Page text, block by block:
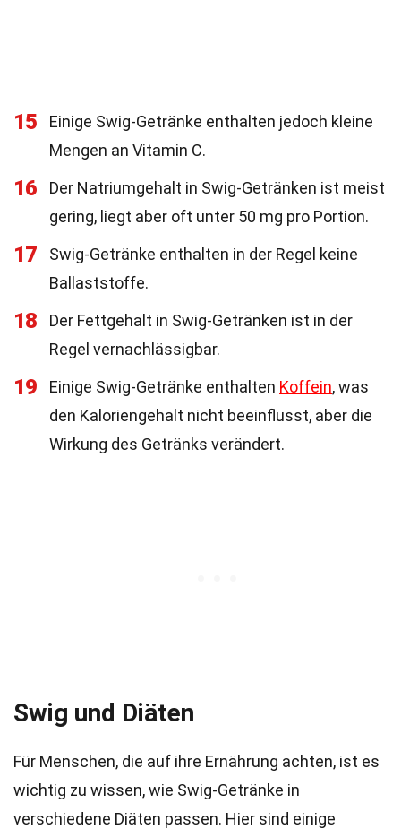
15
Einige Swig-Getränke enthalten jedoch kleine
Mengen an Vitamin C.
16
Der Natriumgehalt in Swig-Getränken ist meist
gering, liegt aber oft unter 50 mg pro Portion.
17
Swig-Getränke enthalten in der Regel keine
Ballaststoffe.
18
Der Fettgehalt in Swig-Getränken ist in der
Regel vernachlässigbar.
19 Einige Swig-Getränke enthalten Koffein, was
den Kaloriengehalt nicht beeinflusst, aber die
Wirkung des Getränks verändert.
Swig und Diäten
Für Menschen, die auf ihre Ernährung achten, ist es
wichtig zu wissen, wie Swig-Getränke in
verschiedene Diäten passen. Hier sind einige